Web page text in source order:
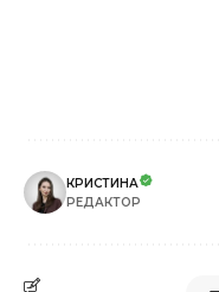
КРИСТИНА
РЕДАКТОР